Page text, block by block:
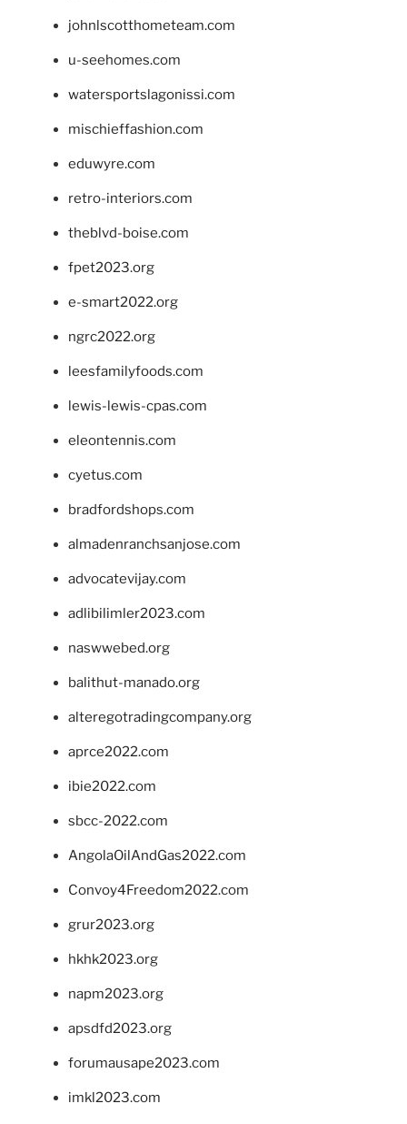
johnlscotthometeam.com
u-seehomes.com
watersportslagonissi.com
mischieffashion.com
eduwyre.com
retro-interiors.com
theblvd-boise.com
fpet2023.org
e-smart2022.org
ngrc2022.org
leesfamilyfoods.com
lewis-lewis-cpas.com
eleontennis.com
cyetus.com
bradfordshops.com
almadenranchsanjose.com
advocatevijay.com
adlibilimler2023.com
naswwebed.org
balithut-manado.org
alteregotradingcompany.org
aprce2022.com
ibie2022.com
sbcc-2022.com
AngolaOilAndGas2022.com
Convoy4Freedom2022.com
grur2023.org
hkhk2023.org
napm2023.org
apsdfd2023.org
forumausape2023.com
imkl2023.com